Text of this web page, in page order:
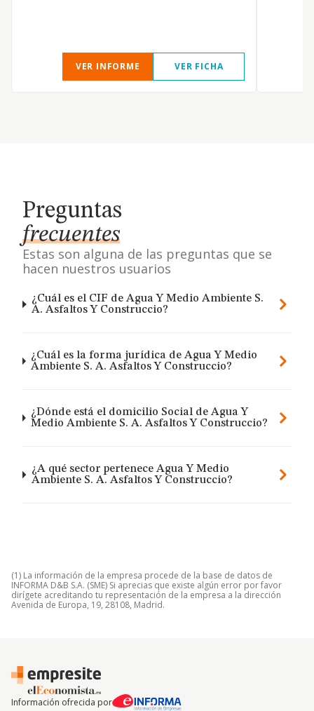
VER INFORME VER FICHA
Preguntas
frecuentes
Estas son alguna de las preguntas que se
hacen nuestros usuarios
¿Cuál es el CIF de Agua Y Medio Ambiente S.
A. Asfaltos Y Construccio?
¿Cuál es la forma jurídica de Agua Y Medio
Ambiente S. A. Asfaltos Y Construccio?
¿Dónde está el domicilio Social de Agua Y
Medio Ambiente S. A. Asfaltos Y Construccio?
¿A qué sector pertenece Agua Y Medio
Ambiente S. A. Asfaltos Y Construccio?
(1) La información de la empresa procede de la base de datos de
INFORMA D&B S.A. (SME) Si aprecias que existe algún error por favor
dirígete acreditando tu representación de la empresa a la dirección
Avenida de Europa, 19, 28108, Madrid.
Información ofrecida por